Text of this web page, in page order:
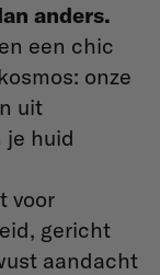
anders.
een chic
onze
uit
huid
voor
gericht
aandacht